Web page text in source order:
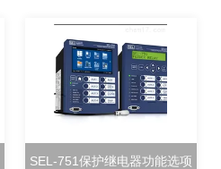
SEL-751保护继电器功能选项